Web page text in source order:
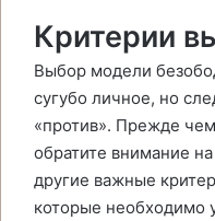
Критерии
Выбор модели
сугубо личное, но
«против». Прежде
обратите внимание
другие важные
которые необходимо